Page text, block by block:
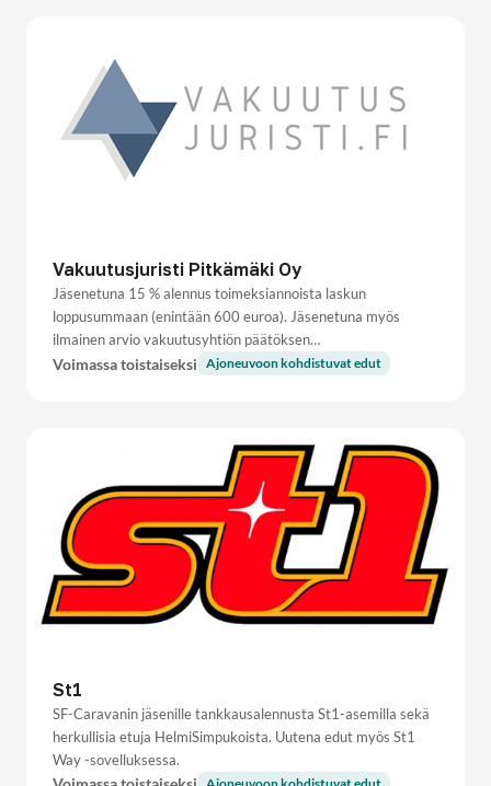
Vakuutusjuristi Pitkämäki Oy
Jäsenetuna 15 % alennus toimeksiannoista laskun
loppusummaan (enintään 600 euroa). Jäsenetuna myös
ilmainen arvio vakuutusyhtiön päätöksen…
Voimassa toistaiseksi Ajoneuvoon kohdistuvat edut
St1
SF-Caravanin jäsenille tankkausalennusta St1-asemilla sekä
herkullisia etuja HelmiSimpukoista. Uutena edut myös St1
Way -sovelluksessa.